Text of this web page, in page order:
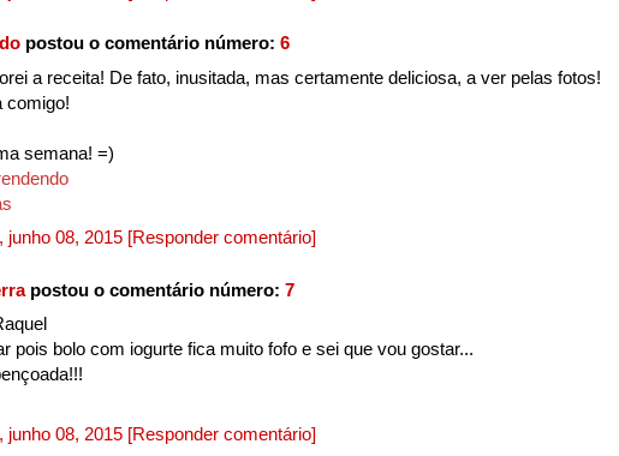
postou o comentário número: 6
a receita! De fato, inusitada, mas certamente deliciosa, a ver pelas fotos!
comigo!
semana! =)
junho 08, 2015 [Responder comentário]
postou o comentário número: 7
pois bolo com iogurte fica muito fofo e sei que vou gostar...
junho 08, 2015 [Responder comentário]